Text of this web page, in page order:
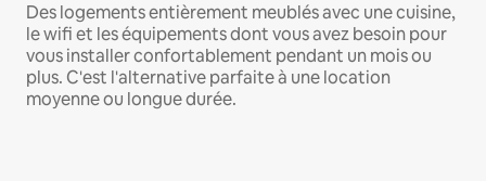
Des logements entièrement meublés avec une cuisine,
le wifi et les équipements dont vous avez besoin pour
vous installer confortablement pendant un mois ou
plus. C'est l'alternative parfaite à une location
moyenne ou longue durée.